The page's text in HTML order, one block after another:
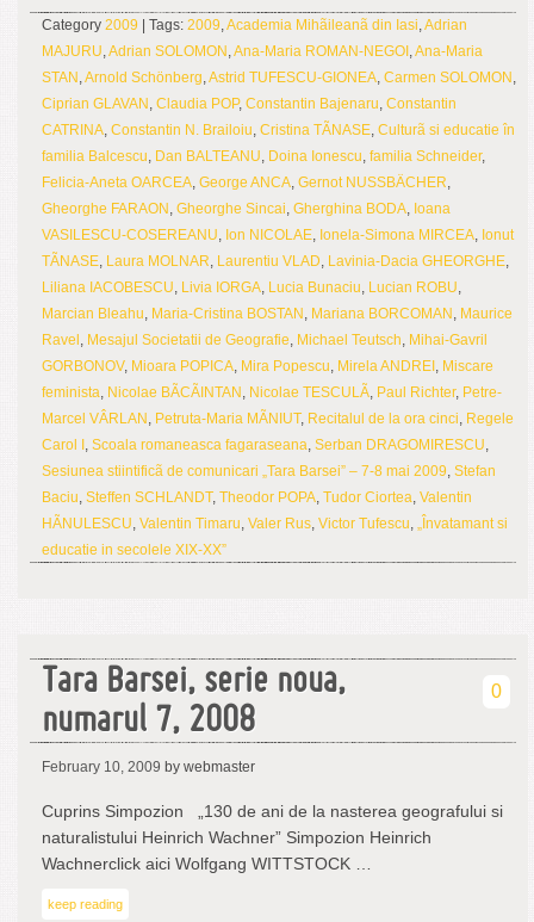
Category 2009 | Tags: 2009,Academia Mihãileanã din Iasi,Adrian
MAJURU,Adrian SOLOMON ,Ana-Maria ROMAN-NEGOI ,Ana-Maria
STAN ,Arnold Schönberg,Astrid TUFESCU-GIONEA, Carmen SOLOMON ,
Ciprian GLAVAN , Claudia POP, Constantin Bajenaru, Constantin
CATRINA, Constantin N. Brailoiu, Cristina TÃNASE, Culturã si educatie în
familia Balcescu, Dan BALTEANU, Doina Ionescu, familia Schneider,
Felicia-Aneta OARCEA, George ANCA, Gernot NUSSBÄCHER,
Gheorghe FARAON , Gheorghe Sincai, Gherghina BODA, Ioana
VASILESCU-COSEREANU, Ion NICOLAE, Ionela-Simona MIRCEA, Ionut
TÃNASE, Laura MOLNAR, Laurentiu VLAD, Lavinia-Dacia GHEORGHE,
Liliana IACOBESCU, Livia IORGA, Lucia Bunaciu, Lucian ROBU,
Marcian Bleahu, Maria-Cristina BOSTAN , Mariana BORCOMAN , Maurice
Ravel , Mesajul Societatii de Geografie, Michael Teutsch, Mihai-Gavril
GORBONOV, Mioara POPICA, Mira Popescu, Mirela ANDREI , Miscare
feminista, Nicolae BÃCÃINTAN , Nicolae TESCULÃ, Paul Richter, Petre-
Marcel VÂRLAN , Petruta-Maria MÃNIUT, Recitalul de la ora cinci, Regele
Carol I , Scoala romaneasca fagaraseana, Serban DRAGOMIRESCU,
Sesiunea stiintificã de comunicari „Tara Barsei” – 7-8 mai 2009, Stefan
Baciu, Steffen SCHLANDT, Theodor POPA, Tudor Ciortea, Valentin
HÃNULESCU, Valentin Timaru, Valer Rus, Victor Tufescu, „Învatamant si
educatie in secolele XIX-XX”
Tara Barsei, serie noua,
numarul 7, 2008
0
February 10, 2009 by webmaster
Cuprins Simpozion „130 de ani de la nasterea geografului si
naturalistului Heinrich Wachner” Simpozion Heinrich
Wachnerclick aici Wolfgang WITTSTOCK …
keep reading